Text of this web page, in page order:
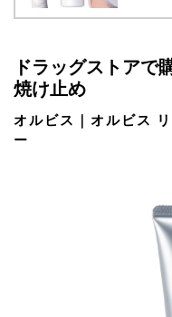
ドラッグストアで
焼け止め
オルビス｜オルビス
ー